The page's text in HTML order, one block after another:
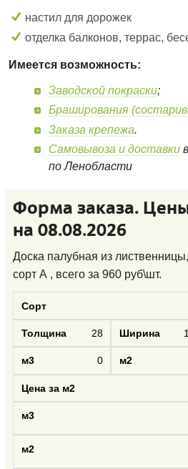
настил для дорожек
отделка балконов, террас,
Имеется возможность:
Заводской покраски;
Браширования
Заказа крепежа.
Самовывоза и доставки
по Ленобласти
Форма заказа.
на 08.08.2026
Доска палубная из
сорт А , всего за 960 руб\шт.
28
0